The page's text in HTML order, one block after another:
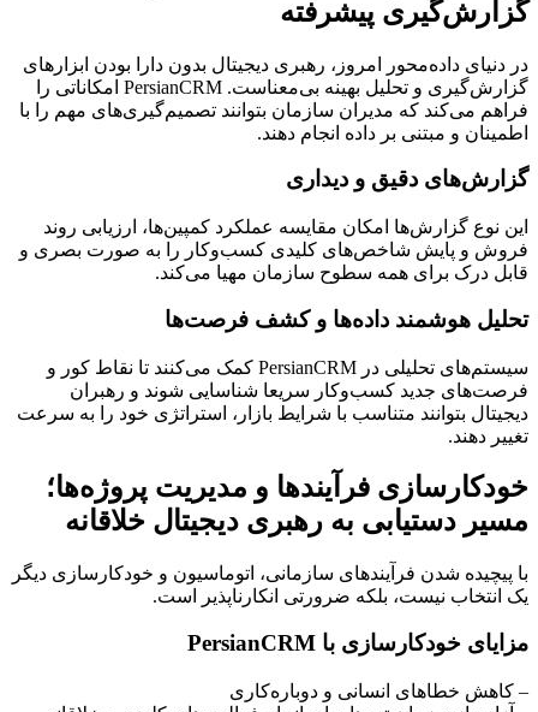
گزارش‌گیری پیشرفته
در دنیای داده‌محور امروز، رهبری دیجیتال بدون دارا بودن ابزارهای
گزارش‌گیری و تحلیل بهینه بی‌معناست. PersianCRM امکاناتی را
فراهم می‌کند که مدیران سازمان بتوانند تصمیم‌گیری‌های مهم را با
اطمینان و مبتنی بر داده انجام دهند.
گزارش‌های دقیق و دیداری
این نوع گزارش‌ها امکان مقایسه عملکرد کمپین‌ها، ارزیابی روند
فروش و پایش شاخص‌های کلیدی کسب‌وکار را به صورت بصری و
قابل درک برای همه سطوح سازمان مهیا می‌کند.
تحلیل هوشمند داده‌ها و کشف فرصت‌ها
سیستم‌های تحلیلی در PersianCRM کمک می‌کنند تا نقاط کور و
فرصت‌های جدید کسب‌وکار سریعا شناسایی شوند و رهبران
دیجیتال بتوانند متناسب با شرایط بازار، استراتژی خود را به سرعت
تغییر دهند.
خودکارسازی فرآیندها و مدیریت پروژه‌ها؛
مسیر دستیابی به رهبری دیجیتال خلاقانه
با پیچیده شدن فرآیندهای سازمانی، اتوماسیون و خودکارسازی دیگر
یک انتخاب نیست، بلکه ضرورتی انکارناپذیر است.
مزایای خودکارسازی با PersianCRM
– کاهش خطاهای انسانی و دوباره‌کاری